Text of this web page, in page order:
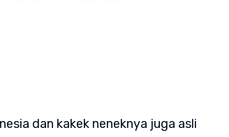
dan kakek neneknya juga asli